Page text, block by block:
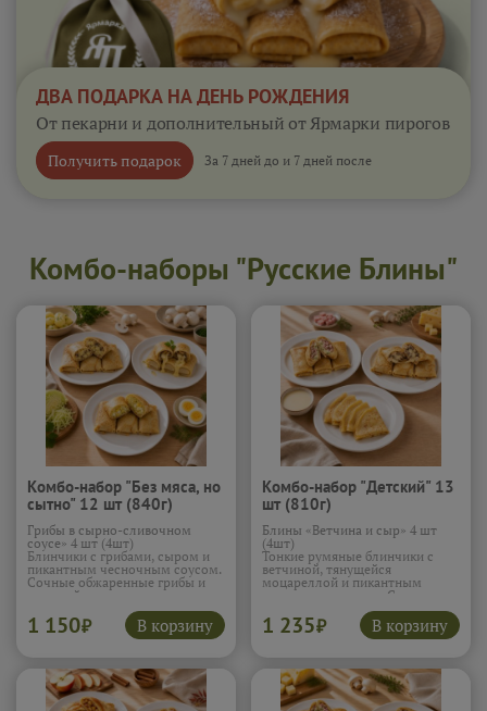
ДВА ПОДАРКА НА ДЕНЬ РОЖДЕНИЯ
От пекарни и дополнительный от Ярмарки пирогов
Получить подарок За 7 дней до и 7 дней после
Комбо-наборы "Русские Блины"
Комбо-набор "Без мяса, но
сытно" 12 шт (840г)
Грибы в сырно-сливочном
соусе» 4 шт (4шт)
Блинчики с грибами, сыром и
пикантным чесночным соусом.
Сочные обжаренные грибы и
тянущийся сыр в каждом
кусочке создают насыщенный
вкус. Чёрный перец и
чесночный соус добавляют
ещё один блин.
Блины «Картофель и грибы» 4
1 150₽ В корзину
Комбо-набор "Детский" 13
шт (810г)
Блины «Ветчина и сыр» 4 шт
(4шт)
Тонкие румяные блинчики с
ветчиной, тянущейся
моцареллой и пикантным
чесночным соусом. С первого
укуса чувствуется нежная
ветчина и расплавленный сыр,
который аппетитно тянется
начинку особенно сочной,
превращая обычные блины в
настоящее удовольствие.
1 235₽ В корзину